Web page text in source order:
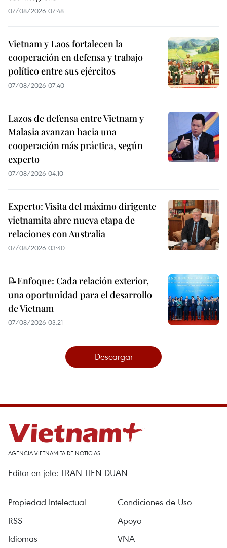
07/08/2026 07:48
Vietnam y Laos fortalecen la
cooperación en defensa y trabajo
político entre sus ejércitos
07/08/2026 07:40
Lazos de defensa entre Vietnam y
Malasia avanzan hacia una
cooperación más práctica, según
experto
07/08/2026 04:10
Experto: Visita del máximo dirigente
vietnamita abre nueva etapa de
relaciones con Australia
07/08/2026 03:40
📝Enfoque: Cada relación exterior,
una oportunidad para el desarrollo
de Vietnam
07/08/2026 03:21
Descargar
AGENCIA VIETNAMITA DE NOTICIAS
Editor en jefe: TRAN TIEN DUAN
Propiedad Intelectual
Condiciones de Uso
RSS
Apoyo
Idiomas
VNA